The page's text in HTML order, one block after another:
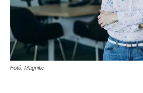
Fotó: Magnific